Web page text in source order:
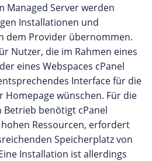
Managed Server werden
Installationen und
dem Provider übernommen.
Nutzer, die im Rahmen eines
eines Webspaces cPanel
Interface für die
wünschen. Für die
benötigt cPanel
Ressourcen, erfordert
Speicherplatz von
Installation ist allerdings